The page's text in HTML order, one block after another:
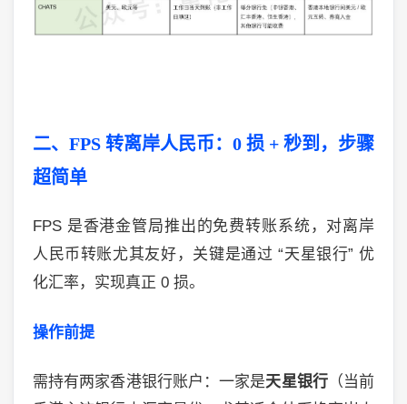
二、 FPS 转离岸人民币：0损 +秒到，步骤
超简单
FPS 是香港金管局推出的免费转账系统，对离岸
人民币转账尤其友好，关键是通过 “天星银行”优
化汇率，实现真正 0 损。
操作前提
需持有两家香港银行账户：一家是天星银行（当前